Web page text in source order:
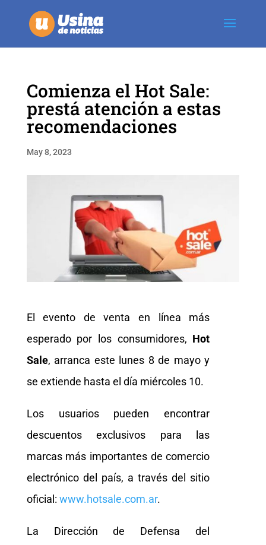
Comienza el Hot Sale:
prestá atención a estas
recomendaciones
May 8, 2023
El evento de venta en línea más
esperado por los consumidores, Hot
Sale, arranca este lunes 8 de mayo y
se extiende hasta el día miércoles 10.
Los usuarios pueden encontrar
descuentos exclusivos para las
marcas más importantes de comercio
electrónico del país, a través del sitio
oficial: www.hotsale.com.ar.
La Dirección de Defensa del